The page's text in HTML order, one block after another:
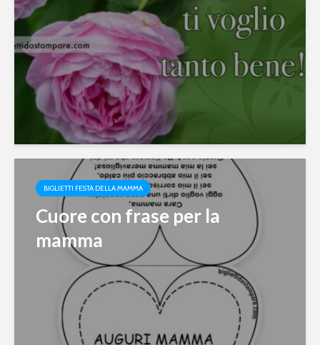
BIGLIETTI FESTA DELLA MAMMA
Cuore con frase per la
mamma